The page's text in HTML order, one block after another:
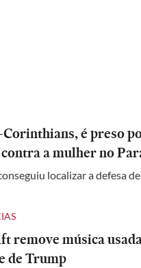
Corinthians, é preso
a mulher no
localizar a defesa
remove música
de Trump